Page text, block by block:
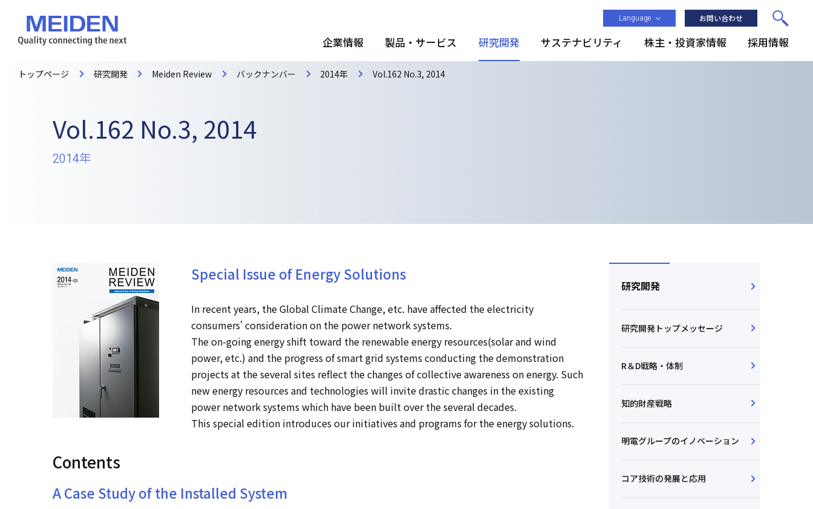
Language お問い合わせ
企業情報 製品・サービス 研究開発 サステナビリティ 株主・投資家情報 採用情報
トップページ 研究開発 Meiden Review バックナンバー 2014年 Vol.162 No.3, 2014
Vol.162 No.3, 2014
2014年
Special Issue of Energy Solutions
In recent years, the Global Climate Change, etc. have affected the electricity
consumers' consideration on the power network systems.
The on-going energy shift toward the renewable energy resources(solar and wind
power, etc.) and the progress of smart grid systems conducting the demonstration
projects at the several sites reflect the changes of collective awareness on energy. Such
new energy resources and technologies will invite drastic changes in the existing
power network systems which have been built over the several decades.
This special edition introduces our initiatives and programs for the energy solutions.
Contents
A Case Study of the Installed System
研究開発
研究開発トップメッセージ
R＆D戦略・体制
知的財産戦略
明電グループのイノベーション
コア技術の発展と応用